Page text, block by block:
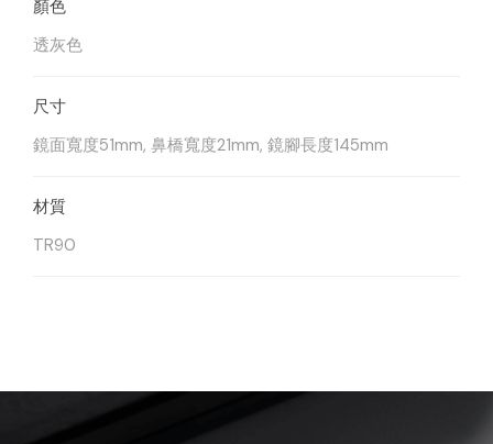
透灰色
鏡面寬度51mm, 鼻橋寬度21mm, 鏡腳長度145mm
TR90